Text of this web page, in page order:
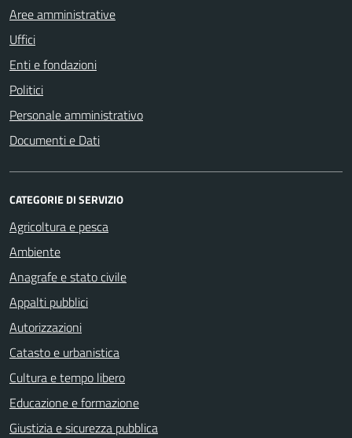
Aree amministrative
Uffici
Enti e fondazioni
Politici
Personale amministrativo
Documenti e Dati
CATEGORIE DI SERVIZIO
Agricoltura e pesca
Ambiente
Anagrafe e stato civile
Appalti pubblici
Autorizzazioni
Catasto e urbanistica
Cultura e tempo libero
Educazione e formazione
Giustizia e sicurezza pubblica